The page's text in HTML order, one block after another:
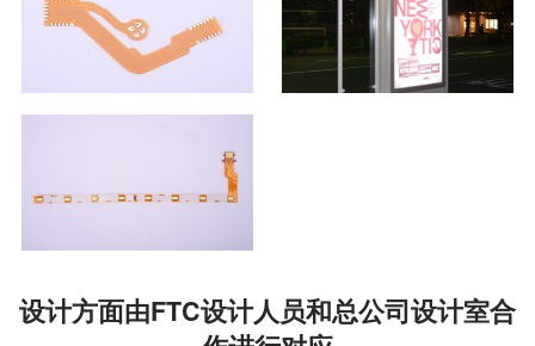
设计方面由FTC设计人员和总公司设计室合